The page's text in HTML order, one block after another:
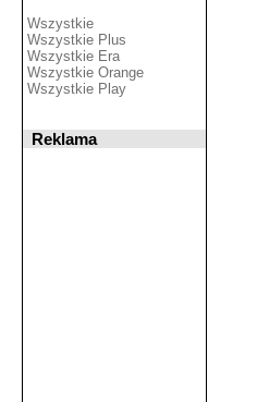
Wszystkie
Wszystkie Plus
Wszystkie Era
Wszystkie Orange
Wszystkie Play
Reklama